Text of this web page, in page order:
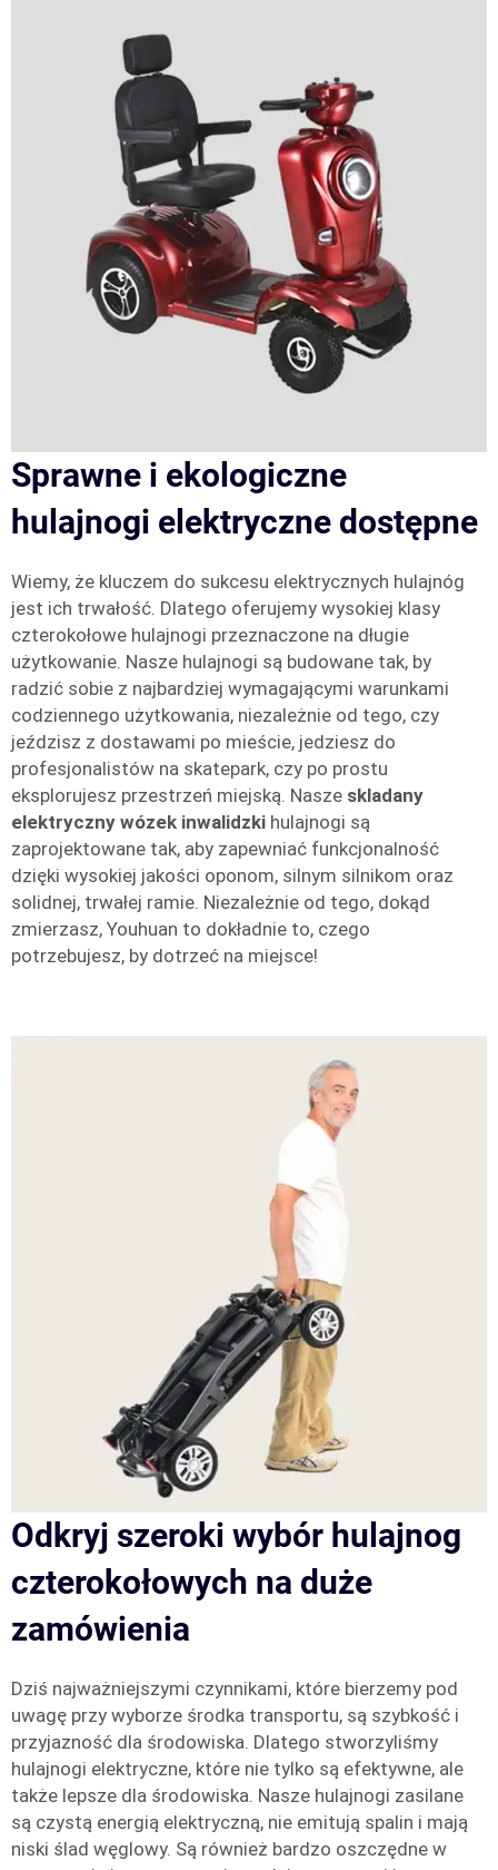
Sprawne i ekologiczne
hulajnogi elektryczne dostępne
Wiemy, że kluczem do sukcesu elektrycznych hulajnóg
jest ich trwałość. Dlatego oferujemy wysokiej klasy
czterokołowe hulajnogi przeznaczone na długie
użytkowanie. Nasze hulajnogi są budowane tak, by
radzić sobie z najbardziej wymagającymi warunkami
codziennego użytkowania, niezależnie od tego, czy
jeździsz z dostawami po mieście, jedziesz do
profesjonalistów na skatepark, czy po prostu
eksplorujesz przestrzeń miejską. Nasze skladany
elektryczny wózek inwalidzki hulajnogi są
zaprojektowane tak, aby zapewniać funkcjonalność
dzięki wysokiej jakości oponom, silnym silnikom oraz
solidnej, trwałej ramie. Niezależnie od tego, dokąd
zmierzasz, Youhuan to dokładnie to, czego
potrzebujesz, by dotrzeć na miejsce!
Odkryj szeroki wybór hulajnog
czterokołowych na duże
zamówienia
Dziś najważniejszymi czynnikami, które bierzemy pod
uwagę przy wyborze środka transportu, są szybkość i
przyjazność dla środowiska. Dlatego stworzyliśmy
hulajnogi elektryczne, które nie tylko są efektywne, ale
także lepsze dla środowiska. Nasze hulajnogi zasilane
są czystą energią elektryczną, nie emitują spalin i mają
niski ślad węglowy. Są również bardzo oszczędne w